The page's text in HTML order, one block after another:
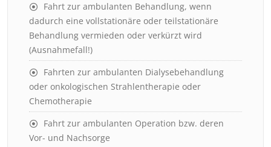
Fahrt zur ambulanten Behandlung, wenn
dadurch eine vollstationäre oder teilstationäre
Behandlung vermieden oder verkürzt wird
(Ausnahmefall!)
Fahrten zur ambulanten Dialysebehandlung
oder onkologischen Strahlentherapie oder
Chemotherapie
Fahrt zur ambulanten Operation bzw. deren
Vor- und Nachsorge